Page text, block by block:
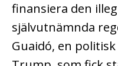
finansiera den
självutnämnda
Guaidó, en